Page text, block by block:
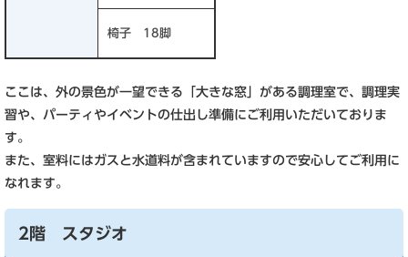
椅子 18脚
ここは、外の景色が一望できる「大きな窓」がある調理室で、調理実
習や、パーティやイベントの仕出し準備にご利用いただいておりま
す。
また、室料にはガスと水道料が含まれていますので安心してご利用に
なれます。
2階 スタジオ